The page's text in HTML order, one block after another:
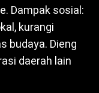
Dampak sosial:
kurangi
budaya. Dieng
daerah lain